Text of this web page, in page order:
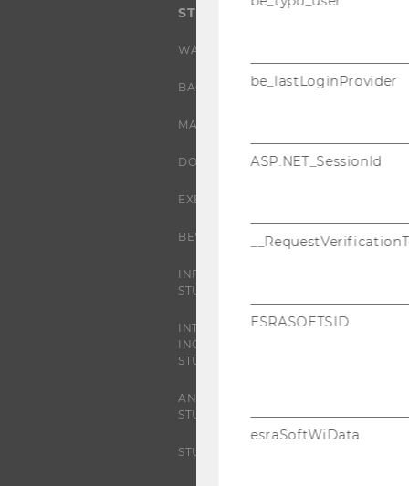
STUDIUM
WARUM WU?
BACHELOR
MASTER
DOKTORAT / PHD
EXECUTIVE EDUCATION
BEWERBUNG UND ZULASSUNG
INFORMATIONEN FÜR
STUDIERENDE
INTERNATIONALE UND
INCOMING EXCHANGE
STUDIERENDE
ANGEBOTE FÜR SCHULEN UND
STUDIENINTERESSIERTE
STUDENT CLUBS
be_lastLoginProvider
ASP.NET_SessionId
ESRASOFTSID
esraSoftWiData